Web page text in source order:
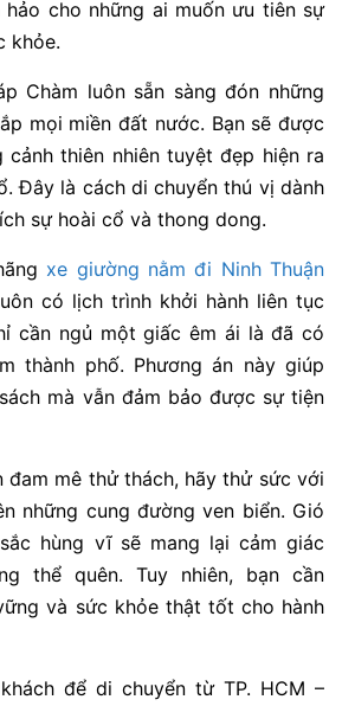
hảo cho những ai muốn ưu tiên sự
khỏe.
Chàm luôn sẵn sàng đón những
mọi miền đất nước. Bạn sẽ được
cảnh thiên nhiên tuyệt đẹp hiện ra
Đây là cách di chuyển thú vị dành
sự hoài cổ và thong dong.
xe giường nằm đi Ninh Thuận
có lịch trình khởi hành liên tục
cần ngủ một giấc êm ái là đã có
thành phố. Phương án này giúp
mà vẫn đảm bảo được sự tiện
đam mê thử thách, hãy thử sức với
những cung đường ven biển. Gió
hùng vĩ sẽ mang lại cảm giác
thể quên. Tuy nhiên, bạn cần
và sức khỏe thật tốt cho hành
để di chuyển từ TP. HCM –